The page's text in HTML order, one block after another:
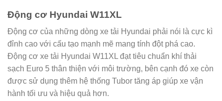
Động cơ Hyundai W11XL
Động cơ của những dòng xe tải Hyundai phải nói là cực kì
đỉnh cao với cấu tạo mạnh mẽ mang tính đột phá cao.
Động cơ xe tải Hyundai W11XL đạt tiêu chuẩn khí thải
sạch Euro 5 thân thiện với môi trường, bên cạnh đó xe còn
được sử dụng thêm hệ thống Tubor tăng áp giúp xe vận
hành tối ưu và hiệu quả hơn.